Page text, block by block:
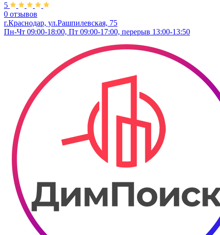
5
0 отзывов
г.Краснодар, ул.Рашпилевская, 75
Пн-Чт 09:00-18:00, Пт 09:00-17:00, перерыв 13:00-13:50